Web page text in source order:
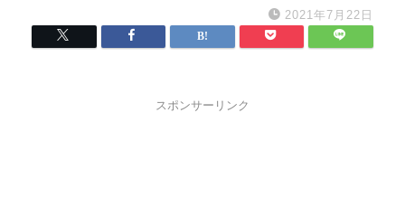
2021年7月22日
スポンサーリンク